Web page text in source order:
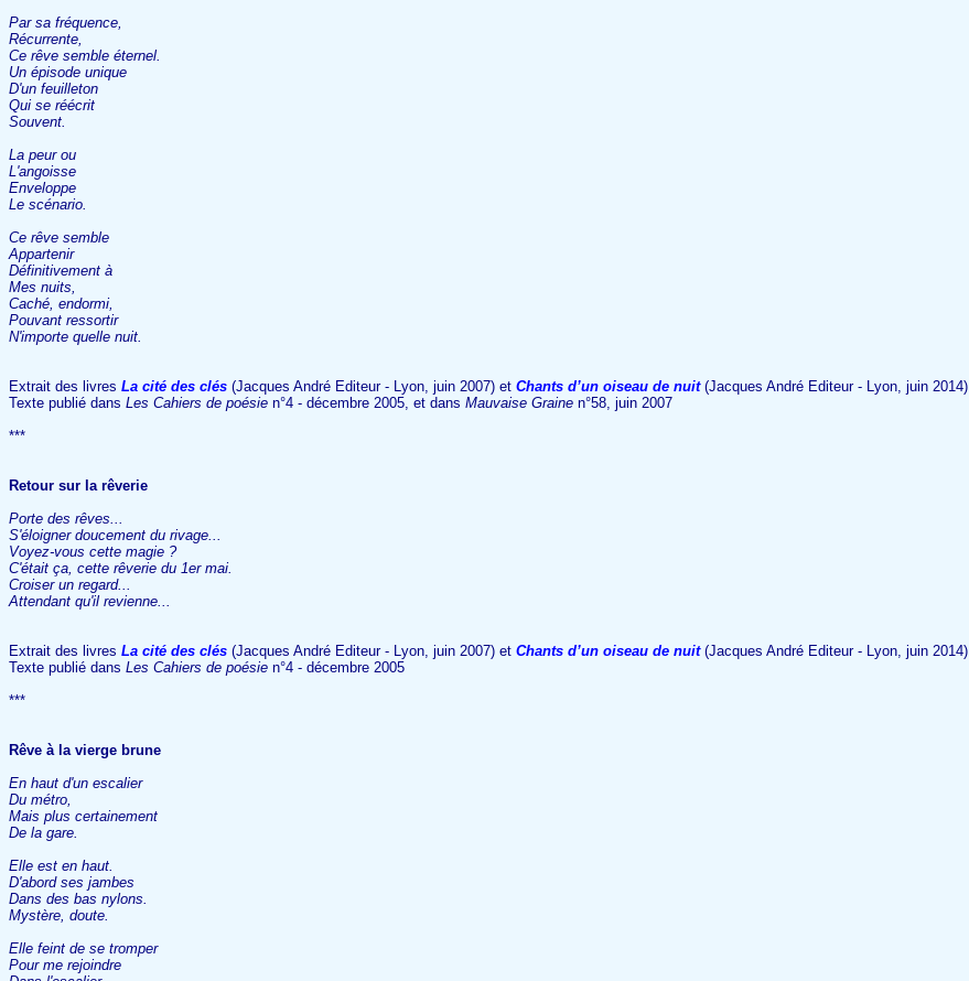
Par sa fréquence,
Récurrente,
Ce rêve semble éternel.
Un épisode unique
D'un feuilleton
Qui se réécrit
Souvent.
La peur ou
L'angoisse
Enveloppe
Le scénario.
Ce rêve semble
Appartenir
Définitivement à
Mes nuits,
Caché, endormi,
Pouvant ressortir
N'importe quelle nuit.
Extrait des livres La cité des clés (Jacques André Editeur - Lyon, juin 2007) et Chants d’un oiseau de nuit(Jacques André Editeur - Lyon, juin 2014)
Texte publié dans Les Cahiers de poésie n°4 - décembre 2005, et dans Mauvaise Graine n°58, juin 2007
***
Retour sur la rêverie
Porte des rêves...
S'éloigner doucement du rivage...
Voyez-vous cette magie ?
C'était ça, cette rêverie du 1er mai.
Croiser un regard...
Attendant qu'il revienne...
Extrait des livres La cité des clés (Jacques André Editeur - Lyon, juin 2007) et Chants d’un oiseau de nuit(Jacques André Editeur - Lyon, juin 2014)
Texte publié dans Les Cahiers de poésie n°4 - décembre 2005
***
Rêve à la vierge brune
En haut d'un escalier
Du métro,
Mais plus certainement
De la gare.
Elle est en haut.
D'abord ses jambes
Dans des bas nylons.
Mystère, doute.
Elle feint de se tromper
Pour me rejoindre